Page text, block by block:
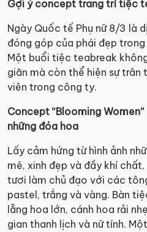
Gợi ý concept trang trí tiệc
Ngày Quốc tế Phụ nữ 8/3 là
đóng góp của phái đẹp
Một buổi tiệc teabreak
giãn mà còn thể hiện sự trân
viên trong công ty.
Concept “Blooming
những đóa hoa
Lấy cảm hứng từ hình ảnh
mẽ, xinh đẹp và đầy khí
tươi làm chủ đạo với các
pastel, trắng và vàng. Bàn
lẵng hoa lớn, cánh hoa rải
gian thanh lịch và nữ tính.